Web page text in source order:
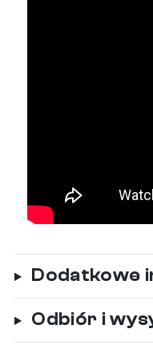
Dodatkowe
Odbiór i